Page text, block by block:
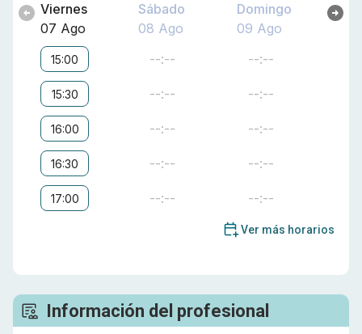
Información del profesional
Viernes
07 Ago
15:00
15:30
16:00
16:30
17:00
Sábado
08 Ago
--:--
--:--
--:--
--:--
--:--
Domingo
09 Ago
--:--
--:--
--:--
--:--
--:--
Ver más horarios